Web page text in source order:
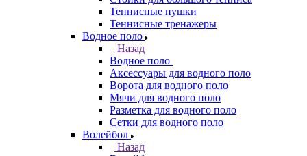
Теннисные пушки
Теннисные тренажеры
Водное поло
Назад
Водное поло
Аксессуары для водного поло
Ворота для водного поло
Мячи для водного поло
Разметка для водного поло
Сетки для водного поло
Волейбол
Назад